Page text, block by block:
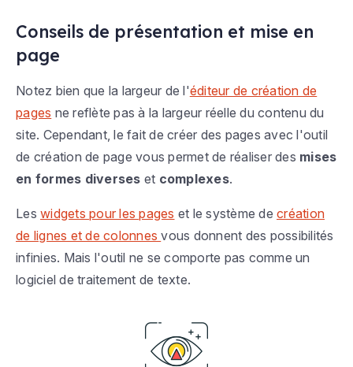
Conseils de présentation et mise en
page
Notez bien que la largeur de l'éditeur de création de
pages ne reflète pas à la largeur réelle du contenu du
site. Cependant, le fait de créer des pages avec l'outil
de création de page vous permet de réaliser des mises
en formes diverses et complexes.
Les widgets pour les pages et le système de création
de lignes et de colonnesvous donnent des possibilités
infinies. Mais l'outil ne se comporte pas comme un
logiciel de traitement de texte.